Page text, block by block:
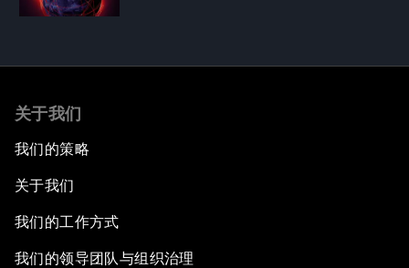
关于我们
我们的策略
关于我们
我们的工作方式
我们的领导团队与组织治理